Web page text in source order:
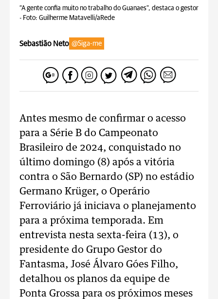
“A gente confia muito no trabalho do Guanaes", destaca o gestor
- Foto: Guilherme Matavelli/aRede
Sebastião Neto @Siga-me
Antes mesmo de confirmar o acesso
para a Série B do Campeonato
Brasileiro de 2024, conquistado no
último domingo (8) após a vitória
contra o São Bernardo (SP) no estádio
Germano Krüger, o Operário
Ferroviário já iniciava o planejamento
para a próxima temporada. Em
entrevista nesta sexta-feira (13), o
presidente do Grupo Gestor do
Fantasma, José Álvaro Góes Filho,
detalhou os planos da equipe de
Ponta Grossa para os próximos meses